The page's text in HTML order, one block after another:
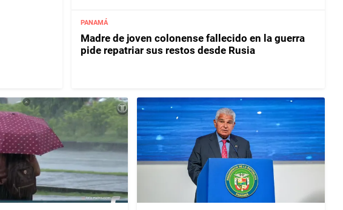
PANAMÁ
Madre de joven colonense fallecido en la guerra
pide repatriar sus restos desde Rusia